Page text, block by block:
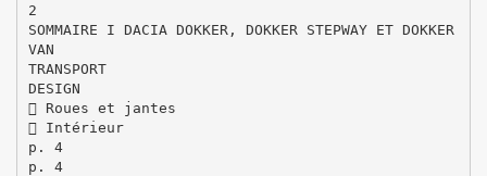
2
SOMMAIRE I DACIA DOKKER, DOKKER STEPWAY ET DOKKER
VAN
TRANSPORT
DESIGN
 Roues et jantes
 Intérieur
p. 4
p. 4